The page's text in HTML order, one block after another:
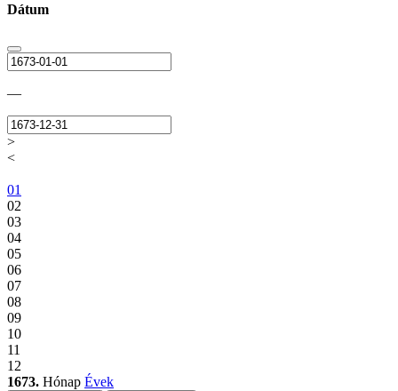
Dátum
—
>
<
01
02
03
04
05
06
07
08
09
10
11
12
1673. Hónap Évek